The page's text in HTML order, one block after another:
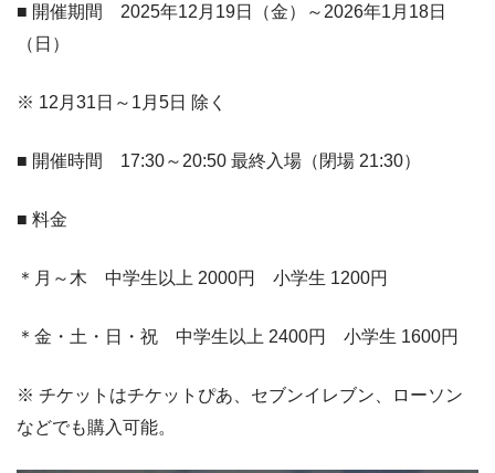
■ 開催期間 2025年12月19日（金）～2026年1月18日
（日）
※ 12月31日～1月5日 除く
■ 開催時間 17:30～20:50 最終入場（閉場 21:30）
■ 料金
＊月～木 中学生以上 2000円 小学生 1200円
＊金・土・日・祝 中学生以上 2400円 小学生 1600円
※ チケットはチケットぴあ、セブンイレブン、ローソン
などでも購入可能。